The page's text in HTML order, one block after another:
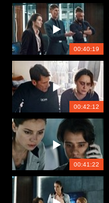
00:40:19
00:42:12
00:41:22